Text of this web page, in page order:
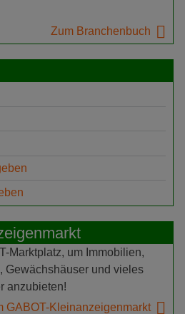
Zum Branchenbuch
Marktplatz, um Immobilien,
Gewächshäuser und vieles
anzubieten!
GABOT-Kleinanzeigenmarkt